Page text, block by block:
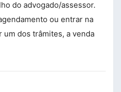
do advogado/assessor.
ou entrar na
dos trâmites, a venda